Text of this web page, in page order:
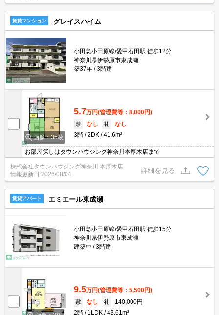
賃貸マンション グレイスハイム
小田急小田原線/愛甲石田駅 徒歩12分
神奈川県伊勢原市東成瀬
築37年
3階建
画像：35枚
5.7万円(管理費等：8,000円)
敷
なし 礼
なし
3階
2DK 41.6m²
お部屋探しはタウンハウジング神奈川本厚木店まで
株式会社タウンハウジング神奈川 本厚木店
情報更新日 2026/08/04
詳細を見る
賃貸アパート エミエール東成瀬
小田急小田原線/愛甲石田駅 徒歩15分
神奈川県伊勢原市東成瀬
建築中
3階建
9.5万円(管理費等：5,500円)
敷
なし 礼
140,000円
2階
1LDK 43.61m²